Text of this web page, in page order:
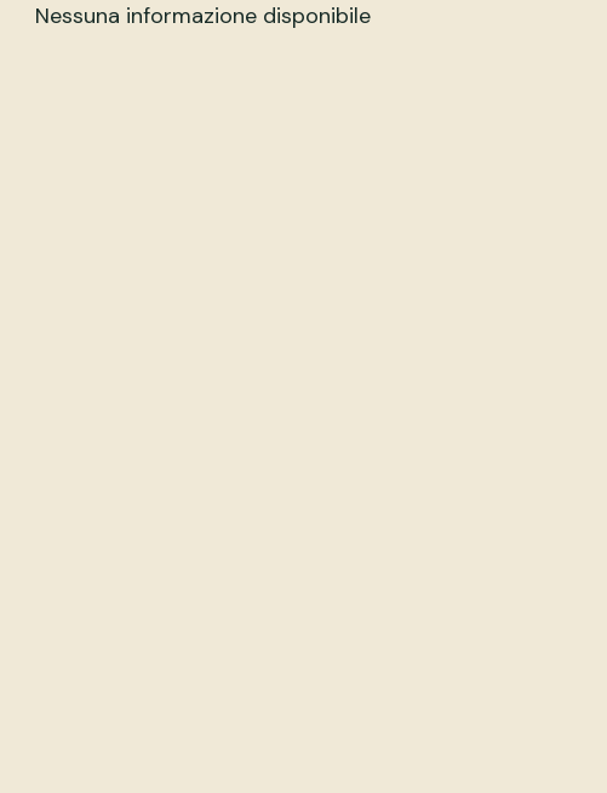
Nessuna informazione disponibile